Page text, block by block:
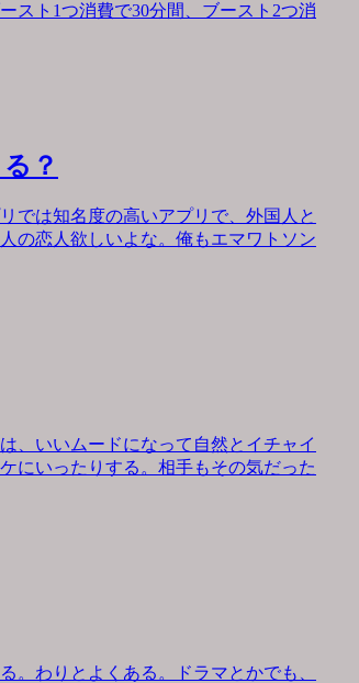
スト1つ消費で30分間、ブースト2つ消
？
では知名度の高いアプリで、外国人と
の恋人欲しいよな。俺もエマワトソン
、いいムードになって自然とイチャイ
にいったりする。相手もその気だった
。わりとよくある。ドラマとかでも、